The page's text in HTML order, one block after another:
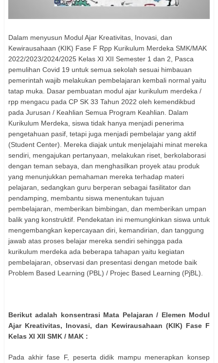
Dalam menyusun Modul Ajar Kreativitas, Inovasi, dan
Kewirausahaan (KIK) Fase F Rpp Kurikulum Merdeka SMK/MAK
2022/2023/2024/2025 Kelas XI XII Semester 1 dan 2, Pasca
pemulihan Covid 19 untuk semua sekolah sesuai himbauan
pemerintah wajib melakukan pembelajaran kembali normal yaitu
tatap muka. Dasar pembuatan modul ajar kurikulum merdeka /
rpp mengacu pada CP SK 33 Tahun 2022 oleh kemendikbud
pada Jurusan / Keahlian Semua Program Keahlian. Dalam
Kurikulum Merdeka, siswa tidak hanya menjadi penerima
pengetahuan pasif, tetapi juga menjadi pembelajar yang aktif
(Student Center). Mereka diajak untuk menjelajahi minat mereka
sendiri, mengajukan pertanyaan, melakukan riset, berkolaborasi
dengan teman sebaya, dan menghasilkan proyek atau produk
yang menunjukkan pemahaman mereka terhadap materi
pelajaran, sedangkan guru berperan sebagai fasilitator dan
pendamping, membantu siswa menentukan tujuan
pembelajaran, memberikan bimbingan, dan memberikan umpan
balik yang konstruktif. Pendekatan ini memungkinkan siswa untuk
mengembangkan kepercayaan diri, kemandirian, dan tanggung
jawab atas proses belajar mereka sendiri sehingga pada
kurikulum merdeka ada beberapa tahapan yaitu kegiatan
pembelajaran, observasi dan presentasi dengan metode baik
Problem Based Learning (PBL) / Projec Based Learning (PjBL).
Berikut adalah konsentrasi Mata Pelajaran / Elemen Modul
Ajar Kreativitas, Inovasi, dan Kewirausahaan (KIK) Fase F
Kelas XI XII SMK / MAK :
Pada akhir fase F, peserta didik mampu menerapkan konsep